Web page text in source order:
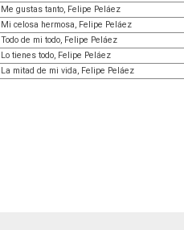
Me gustas tanto, Felipe Peláez
Mi celosa hermosa, Felipe Peláez
Todo de mi todo, Felipe Peláez
Lo tienes todo, Felipe Peláez
La mitad de mi vida, Felipe Peláez